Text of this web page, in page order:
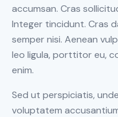
accumsan. Cras
Integer tincidunt. Cras
semper nisi. Aenean
leo ligula, porttitor eu,
enim.
Sed ut perspiciatis,
voluptatem